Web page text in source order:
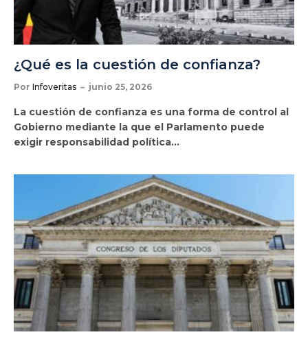
¿Qué es la cuestión de confianza?
Por Infoveritas junio 25, 2026
La cuestión de confianza es una forma de control al
Gobierno mediante la que el Parlamento puede
exigir responsabilidad política…